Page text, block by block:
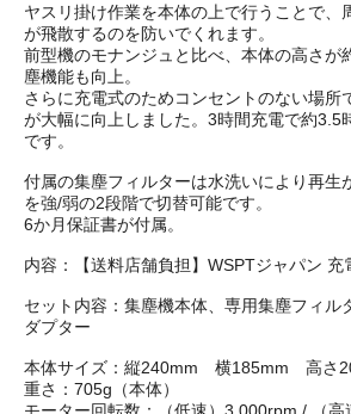
ヤスリ掛け作業を本体の上で行うことで、
が飛散するのを防いでくれます。
前型機のモナンジュと比べ、本体の高さが
塵機能も向上。
さらに充電式のためコンセントのない場所
が大幅に向上しました。3時間充電で約3.5
です。
付属の集塵フィルターは水洗いにより再生
を強/弱の2段階で切替可能です。
6か月保証書が付属。
内容：【送料店舗負担】WSPTジャパン 充
セット内容：集塵機本体、専用集塵フィル
ダプター
本体サイズ：縦240mm 横185mm 高さ
重さ：705g（本体）
モーター回転数：（低速）3.000rpm / （高